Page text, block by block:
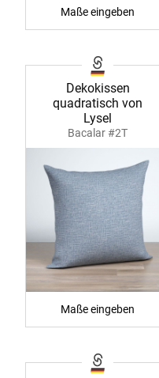
Maße eingeben
Dekokissen
quadratisch von
Lysel
Bacalar #2T
Maße eingeben